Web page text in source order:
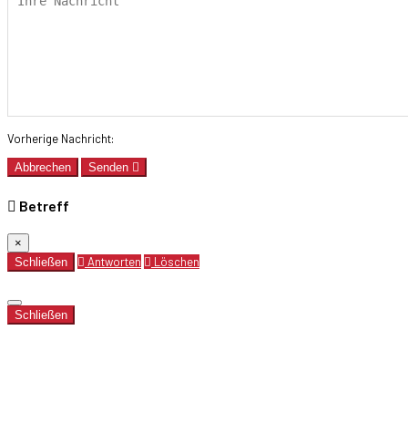
Vorherige Nachricht:
Abbrechen Senden
Betreff
×
Schließen
Antworten Löschen
Schließen